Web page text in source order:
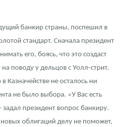
банкир страны, поспешил в
стандарт. Сначала президент
его, боясь, что это создаст
поводу у дельцов с Уолл-стрит.
Казначействе не осталось ни
не было выбора. «У Вас есть
президент вопрос банкиру.
облигаций делу не поможет,